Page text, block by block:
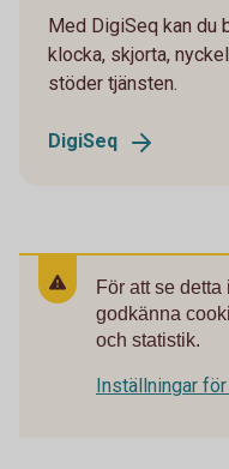
Med DigiSeq kan du
klocka, skjorta,
stöder tjänsten.
DigiSeq
För att se
godkänna
och statistik.
Inställningar